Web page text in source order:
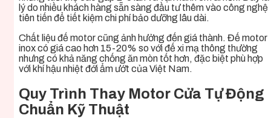
lý do nhiều khách hàng sẵn sàng đầu tư thêm vào công nghệ
tiên tiến để tiết kiệm chi phí bảo dưỡng lâu dài.
Chất liệu đế motor cũng ảnh hưởng đến giá thành. Đế motor
inox có giá cao hơn 15-20% so với đế xi mạ thông thường
nhưng có khả năng chống ăn mòn tốt hơn, đặc biệt phù hợp
với khí hậu nhiệt đới ẩm ướt của Việt Nam.
Quy Trình Thay Motor Cửa Tự Động
Chuẩn Kỹ Thuật